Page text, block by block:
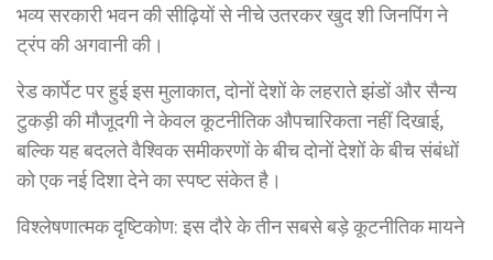
भव्य सरकारी भवन की सीढ़ियों से नीचे उतरकर खुद शी जिनपिंग ने
ट्रंप की अगवानी की।
रेड कार्पेट पर हुई इस मुलाकात, दोनों देशों के लहराते झंडों और सैन्य
टुकड़ी की मौजूदगी ने केवल कूटनीतिक औपचारिकता नहीं दिखाई,
बल्कि यह बदलते वैश्विक समीकरणों के बीच दोनों देशों के बीच संबंधों
को एक नई दिशा देने का स्पष्ट संकेत है।
विश्लेषणात्मक दृष्टिकोण: इस दौरे के तीन सबसे बड़े कूटनीतिक मायने